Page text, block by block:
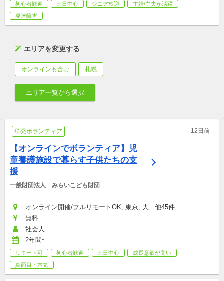
初心者歓迎 土日中心 シニア歓迎
主婦/主夫が活躍
発達障害
エリアを変更する
オンラインも含む 札幌
エリア一覧から選択
単発ボランティア 12日前
【オンラインでボランティア】児
童養護施設で暮らす子供たちの支
援
一般財団法人　みらいこども財団
オンライン開催/フルリモートOK, 東京, 大...他45件
無料
社会人
2年間~
リモート可 初心者歓迎 土日中心
成長意欲が高い
真面目・本気